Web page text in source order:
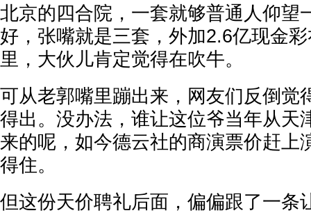
北京的四合院，一套就够普通人仰望
好，张嘴就是三套，外加2.6亿现金
里，大伙儿肯定觉得在吹牛。
可从老郭嘴里蹦出来，网友们反倒
得出。没办法，谁让这位爷当年从天
来的呢，如今德云社的商演票价赶上
得住。
但这份天价聘礼后面，偏偏跟了一条